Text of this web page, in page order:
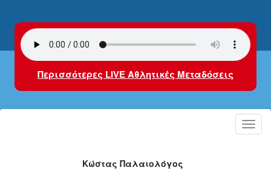
Περισσότερες LIVE Αθλητικές Μεταδόσεις
Κώστας Παλαιολόγος